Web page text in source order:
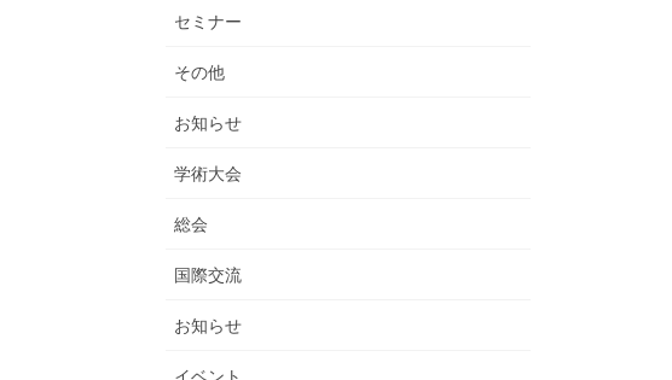
セミナー
その他
お知らせ
学術大会
総会
国際交流
お知らせ
イベント